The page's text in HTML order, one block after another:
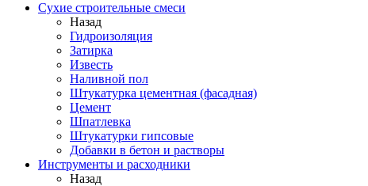
Сухие строительные смеси
Назад
Гидроизоляция
Затирка
Известь
Наливной пол
Штукатурка цементная (фасадная)
Цемент
Шпатлевка
Штукатурки гипсовые
Добавки в бетон и растворы
Инструменты и расходники
Назад